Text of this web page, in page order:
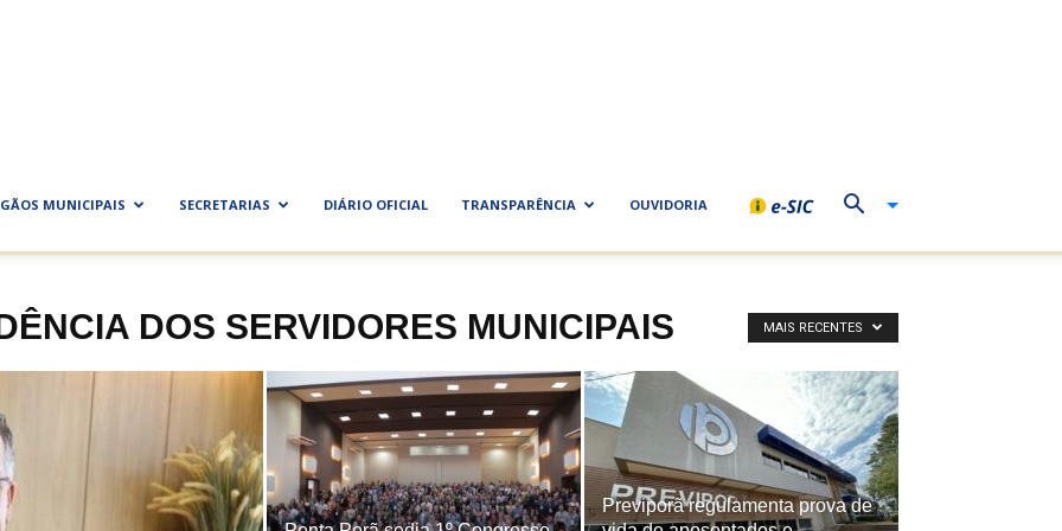
MUNICIPAIS SECRETARIAS DIÁRIO OFICIAL TRANSPARÊNCIA OUVIDORIA
DOS SERVIDORES MUNICIPAIS MAIS RECENTES
Previporã regulamenta prova de